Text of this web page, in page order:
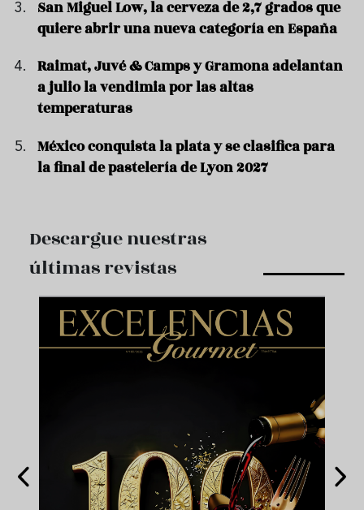
San Miguel Low, la cerveza de 2,7 grados que
quiere abrir una nueva categoría en España
Raimat, Juvé & Camps y Gramona adelantan
a julio la vendimia por las altas
temperaturas
México conquista la plata y se clasifica para
la final de pastelería de Lyon 2027
Descargue nuestras
últimas revistas